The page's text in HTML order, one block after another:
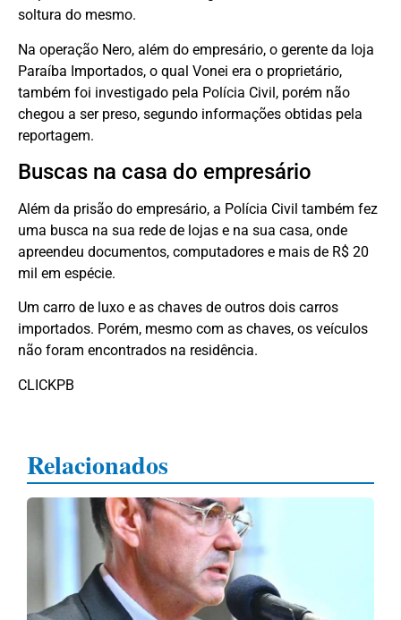
soltura do mesmo.
Na operação Nero, além do empresário, o gerente da loja
Paraíba Importados, o qual Vonei era o proprietário,
também foi investigado pela Polícia Civil, porém não
chegou a ser preso, segundo informações obtidas pela
reportagem.
Buscas na casa do empresário
Além da prisão do empresário, a Polícia Civil também fez
uma busca na sua rede de lojas e na sua casa, onde
apreendeu documentos, computadores e mais de R$ 20
mil em espécie.
Um carro de luxo e as chaves de outros dois carros
importados. Porém, mesmo com as chaves, os veículos
não foram encontrados na residência.
CLICKPB
Relacionados